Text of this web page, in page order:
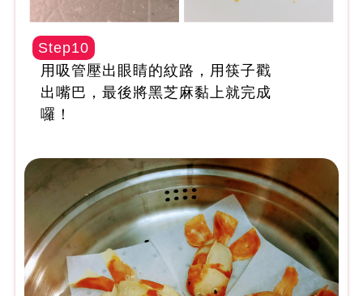
Step10
用吸管壓出眼睛的紋路，用筷子戳
出嘴巴，最後將黑芝麻黏上就完成
囉！